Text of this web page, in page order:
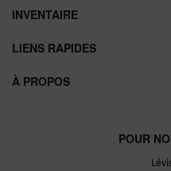
POUR
INVENTAIRE
LIENS RAPIDES
À PROPOS